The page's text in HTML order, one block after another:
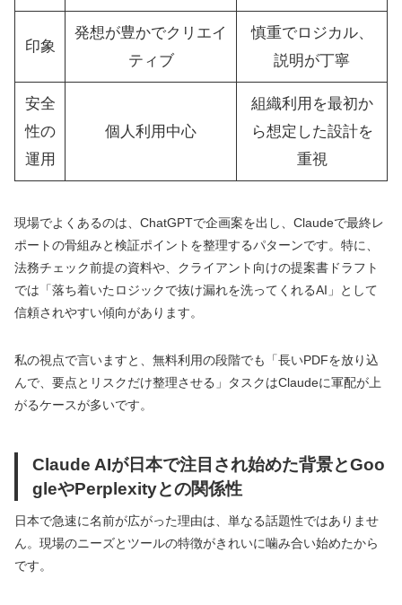
印象
発想が豊かでクリエイ
ティブ
慎重でロジカル、
説明が丁寧
安全
性の
運用
個人利用中心
組織利用を最初か
ら想定した設計を
重視
現場でよくあるのは、ChatGPTで企画案を出し、Claudeで最終レ
ポートの骨組みと検証ポイントを整理するパターンです。特に、
法務チェック前提の資料や、クライアント向けの提案書ドラフト
では「落ち着いたロジックで抜け漏れを洗ってくれるAI」として
信頼されやすい傾向があります。
私の視点で言いますと、無料利用の段階でも「長いPDFを放り込
んで、要点とリスクだけ整理させる」タスクはClaudeに軍配が上
がるケースが多いです。
Claude AIが日本で注目され始めた背景とGoo
gleやPerplexityとの関係性
日本で急速に名前が広がった理由は、単なる話題性ではありませ
ん。現場のニーズとツールの特徴がきれいに噛み合い始めたから
です。